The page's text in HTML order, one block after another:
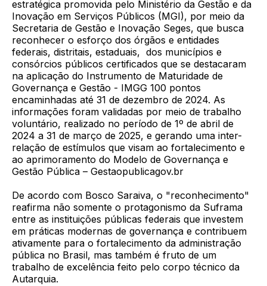
estratégica promovida pelo Ministério da Gestão e da
Inovação em Serviços Públicos (MGI), por meio da
Secretaria de Gestão e Inovação Seges, que busca
reconhecer o esforço dos órgãos e entidades
federais, distritais, estaduais, dos municípios e
consórcios públicos certificados que se destacaram
na aplicação do Instrumento de Maturidade de
Governança e Gestão - IMGG 100 pontos
encaminhadas até 31 de dezembro de 2024. As
informações foram validadas por meio de trabalho
voluntário, realizado no período de 1º de abril de
2024 a 31 de março de 2025, e gerando uma inter-
relação de estímulos que visam ao fortalecimento e
ao aprimoramento do Modelo de Governança e
Gestão Pública – Gestaopublicagov.br
De acordo com Bosco Saraiva, o "reconhecimento"
reafirma não somente o protagonismo da Suframa
entre as instituições públicas federais que investem
em práticas modernas de governança e contribuem
ativamente para o fortalecimento da administração
pública no Brasil, mas também é fruto de um
trabalho de excelência feito pelo corpo técnico da
Autarquia.